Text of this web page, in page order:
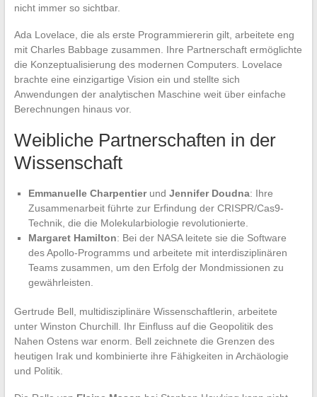
nicht immer so sichtbar.
Ada Lovelace, die als erste Programmiererin gilt, arbeitete eng
mit Charles Babbage zusammen. Ihre Partnerschaft ermöglichte
die Konzeptualisierung des modernen Computers. Lovelace
brachte eine einzigartige Vision ein und stellte sich
Anwendungen der analytischen Maschine weit über einfache
Berechnungen hinaus vor.
Weibliche Partnerschaften in der
Wissenschaft
Emmanuelle Charpentierund Jennifer Doudna: Ihre
Zusammenarbeit führte zur Erfindung der CRISPR/Cas9-
Technik, die die Molekularbiologie revolutionierte.
Margaret Hamilton: Bei der NASA leitete sie die Software
des Apollo-Programms und arbeitete mit interdisziplinären
Teams zusammen, um den Erfolg der Mondmissionen zu
gewährleisten.
Gertrude Bell, multidisziplinäre Wissenschaftlerin, arbeitete
unter Winston Churchill. Ihr Einfluss auf die Geopolitik des
Nahen Ostens war enorm. Bell zeichnete die Grenzen des
heutigen Irak und kombinierte ihre Fähigkeiten in Archäologie
und Politik.